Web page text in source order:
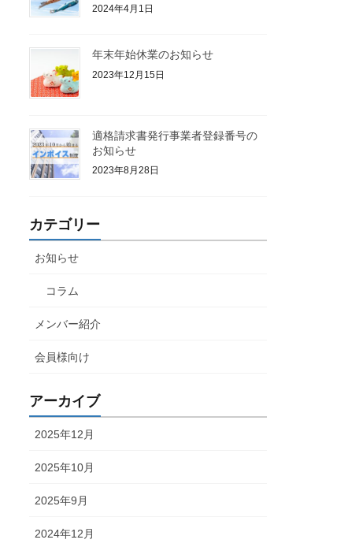
2024年4月1日
年末年始休業のお知らせ
2023年12月15日
適格請求書発行事業者登録番号の
お知らせ
2023年8月28日
カテゴリー
お知らせ
コラム
メンバー紹介
会員様向け
アーカイブ
2025年12月
2025年10月
2025年9月
2024年12月